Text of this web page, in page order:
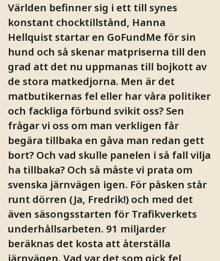
Världen befinner sig i ett till synes
konstant chocktillstånd, Hanna
Hellquist startar en GoFundMe för sin
hund och så skenar matpriserna till den
grad att det nu uppmanas till bojkott av
de stora matkedjorna. Men är det
matbutikernas fel eller har våra politiker
och fackliga förbund svikit oss? Sen
frågar vi oss om man verkligen får
begära tillbaka en gåva man redan gett
bort? Och vad skulle panelen i så fall vilja
ha tillbaka? Och så måste vi prata om
svenska järnvägen igen. För påsken står
runt dörren (Ja, Fredrik!) och med det
även säsongsstarten för Trafikverkets
underhållsarbeten. 91 miljarder
beräknas det kosta att återställa
järnvägen. Vad var det som gick fel